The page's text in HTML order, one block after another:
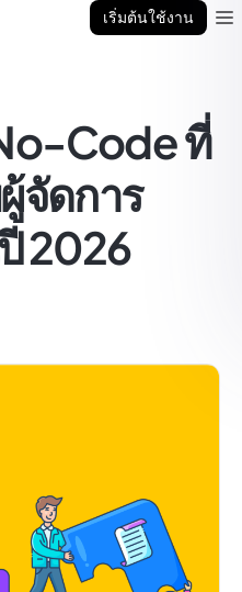
เริ่มต้นใช้งาน
Code ที่
จัดการ
2026